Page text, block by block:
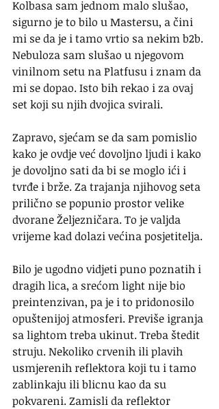
Kolbasa sam jednom malo slušao,
sigurno je to bilo u Mastersu, a čini
mi se da je i tamo vrtio sa nekim b2b.
Nebuloza sam slušao u njegovom
vinilnom setu na Platfusu i znam da
mi se dopao. Isto bih rekao i za ovaj
set koji su njih dvojica svirali.
Zapravo, sjećam se da sam pomislio
kako je ovdje već dovoljno ljudi i kako
je dovoljno sati da bi se moglo ići i
tvrđe i brže. Za trajanja njihovog seta
prilično se popunio prostor velike
dvorane Željezničara. To je valjda
vrijeme kad dolazi većina posjetitelja.
Bilo je ugodno vidjeti puno poznatih i
dragih lica, a srećom light nije bio
preintenzivan, pa je i to pridonosilo
opuštenijoj atmosferi. Previše igranja
sa lightom treba ukinut. Treba štedit
struju. Nekoliko crvenih ili plavih
usmjerenih reflektora koji tu i tamo
zablinkaju ili blicnu kao da su
pokvareni. Zamisli da reflektor